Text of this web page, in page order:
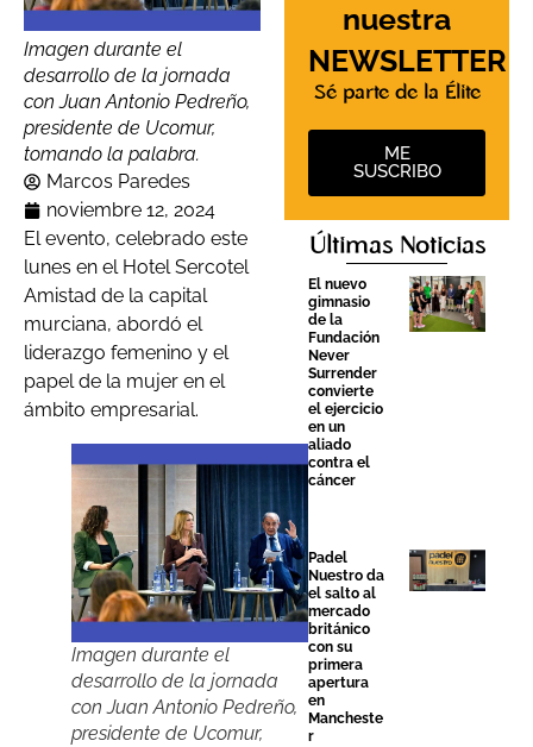
Imagen durante el
desarrollo de la jornada
con Juan Antonio Pedreño,
presidente de Ucomur,
tomando la palabra.
Marcos Paredes
noviembre 12, 2024
El evento, celebrado este
lunes en el Hotel Sercotel
Amistad de la capital
murciana, abordó el
liderazgo femenino y el
papel de la mujer en el
ámbito empresarial.
Imagen durante el
desarrollo de la jornada
con Juan Antonio Pedreño,
presidente de Ucomur,
nuestra
NEWSLETTER
Sé parte de la Élite
ME
SUSCRIBO
Últimas Noticias
El nuevo
gimnasio
de la
Fundación
Never
Surrender
convierte
el ejercicio
en un
aliado
contra el
cáncer
Padel
Nuestro da
el salto al
mercado
británico
con su
primera
apertura
en
Mancheste
r